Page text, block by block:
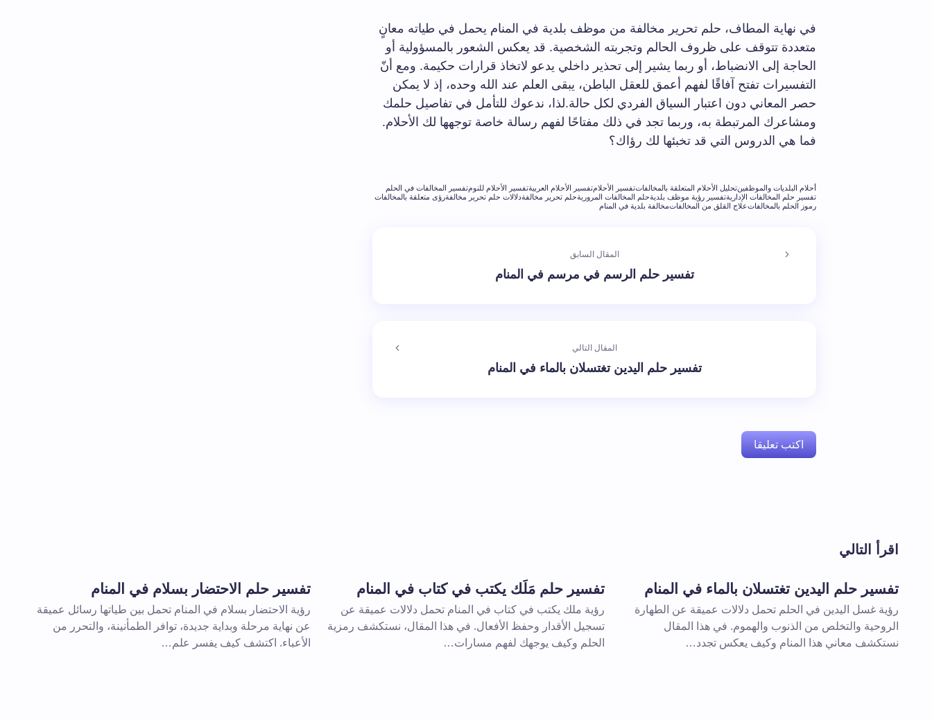
في نهاية المطاف، حلم تحرير مخالفة من موظف بلدية في المنام يحمل في طياته معانٍ
متعددة تتوقف على ظروف الحالم وتجربته الشخصية. قد يعكس الشعور بالمسؤولية أو
الحاجة إلى الانضباط، أو ربما يشير إلى تحذير داخلي يدعو لاتخاذ قرارات حكيمة. ومع أنّ
التفسيرات تفتح آفاقًا لفهم أعمق للعقل الباطن، يبقى العلم عند الله وحده، إذ لا يمكن
حصر المعاني دون اعتبار السياق الفردي لكل حالة.لذا، ندعوك للتأمل في تفاصيل حلمك
ومشاعرك المرتبطة به، وربما تجد في ذلك مفتاحًا لفهم رسالة خاصة توجهها لك الأحلام.
فما هي الدروس التي قد تخبئها لك رؤاك؟
أحلام البلديات والموظفينتحليل الأحلام المتعلقة بالمخالفاتتفسير الأحلامتفسير الأحلام العربيةتفسير الأحلام للنومتفسير المخالفات في الحلم
تفسير حلم المخالفات الإداريةتفسير رؤية موظف بلديةحلم المخالفات المروريةحلم تحرير مخالفةدلالات حلم تحرير مخالفةرؤى متعلقة بالمخالفات
رموز الحلم بالمخالفاتعلاج القلق من المخالفاتمخالفة بلدية في المنام
المقال السابق
تفسير حلم الرسم في مرسم في المنام
المقال التالي
تفسير حلم اليدين تغتسلان بالماء في المنام
اكتب تعليقا
تعليقك *
اقرأ التالي
تفسير حلم اليدين تغتسلان بالماء في المنام
رؤية غسل اليدين في الحلم تحمل دلالات عميقة عن الطهارة
الروحية والتخلص من الذنوب والهموم. في هذا المقال
نستكشف معاني هذا المنام وكيف يعكس تجدد…
تفسير حلم مَلَك يكتب في كتاب في المنام
رؤية ملك يكتب في كتاب في المنام تحمل دلالات عميقة عن
تسجيل الأقدار وحفظ الأفعال. في هذا المقال، نستكشف رمزية
الحلم وكيف يوجهك لفهم مسارات…
تفسير حلم الاحتضار بسلام في المنام
رؤية الاحتضار بسلام في المنام تحمل بين طياتها رسائل عميقة
عن نهاية مرحلة وبداية جديدة، توافر الطمأنينة، والتحرر من
الأعباء. اكتشف كيف يفسر علم…